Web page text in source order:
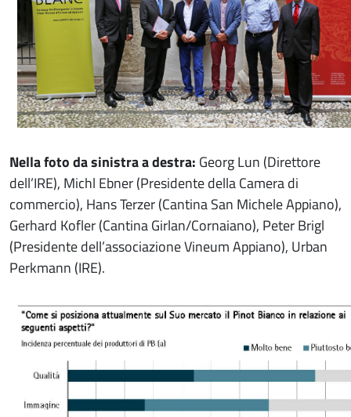
Nella foto da sinistra a destra: Georg Lun (Direttore
dell’IRE), Michl Ebner (Presidente della Camera di
commercio), Hans Terzer (Cantina San Michele Appiano),
Gerhard Kofler (Cantina Girlan/Cornaiano), Peter Brigl
(Presidente dell’associazione Vineum Appiano), Urban
Perkmann (IRE).